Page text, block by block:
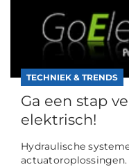
TECHNIEK & TRENDS
Ga een stap
elektrisch!
Hydraulische
actuatoroplossingen.